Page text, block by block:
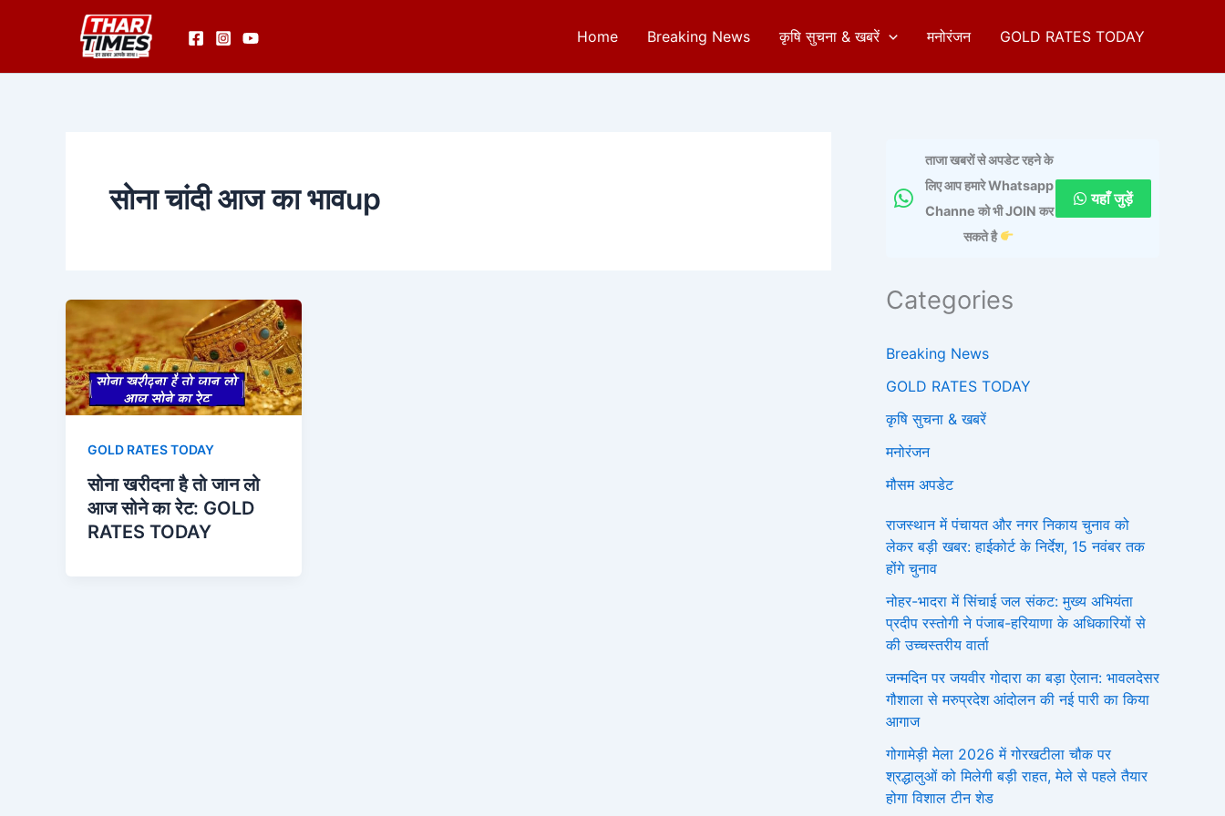
Home Breaking News कृषि सुचना & खबरें मनोरंजन GOLD RATES TODAY
सोना चांदी आज का भावup
GOLD RATES TODAY
सोना खरीदना है तो जान लो
आज सोने का रेट: GOLD
RATES TODAY
ताजा खबरों से अपडेट रहने के
लिए आप हमारे Whatsapp
Channe को भी JOIN कर
सकते है
यहाँ जुड़ें
Categories
Breaking News
GOLD RATES TODAY
कृषि सुचना & खबरें
मनोरंजन
मौसम अपडेट
राजस्थान में पंचायत और नगर निकाय चुनाव को
लेकर बड़ी खबर: हाईकोर्ट के निर्देश, 15 नवंबर तक
होंगे चुनाव
नोहर-भादरा में सिंचाई जल संकट: मुख्य अभियंता
प्रदीप रस्तोगी ने पंजाब-हरियाणा के अधिकारियों से
की उच्चस्तरीय वार्ता
जन्मदिन पर जयवीर गोदारा का बड़ा ऐलान: भावलदेसर
गौशाला से मरुप्रदेश आंदोलन की नई पारी का किया
आगाज
गोगामेड़ी मेला 2026 में गोरखटीला चौक पर
श्रद्धालुओं को मिलेगी बड़ी राहत, मेले से पहले तैयार
होगा विशाल टीन शेड